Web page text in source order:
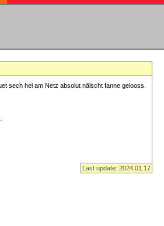
sech hei am Netz absolut näischt fanne gelooss.
Last update: 2024.01.17